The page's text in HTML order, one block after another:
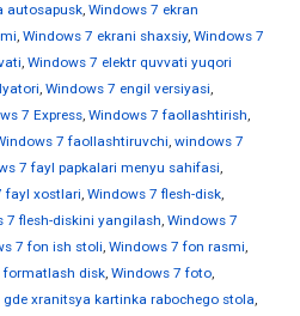
autosapusk, Windows 7 ekran
, Windows 7 ekrani shaxsiy, Windows 7
, Windows 7 elektr quvvati yuqori
, Windows 7 engil versiyasi,
7 Express, Windows 7 faollashtirish,
7 faollashtiruvchi, windows 7
7 fayl papkalari menyu sahifasi,
fayl xostlari, Windows 7 flesh-disk,
7 flesh-diskini yangilash, Windows 7
7 fon ish stoli, Windows 7 fon rasmi,
formatlash disk, Windows 7 foto,
gde xranitsya kartinka rabochego stola,